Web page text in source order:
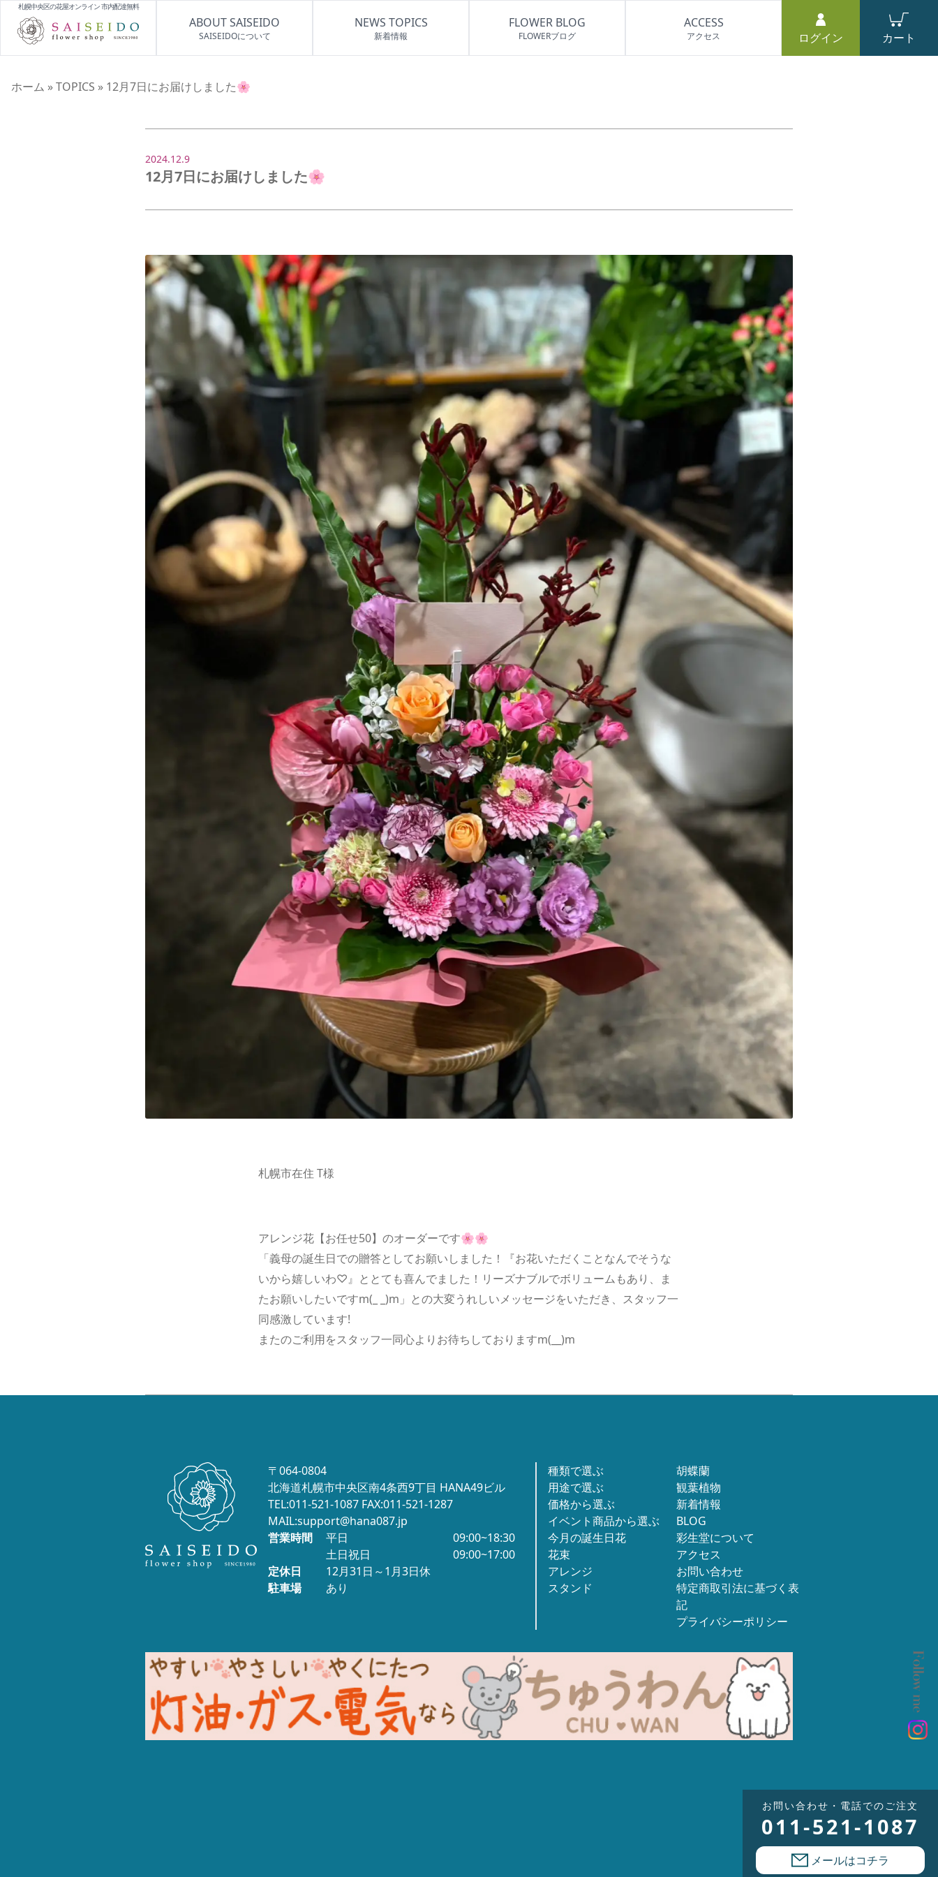
札幌中央区の花屋オンライン 市内配達無料
ABOUT SAISEIDO
SAISEIDOについて
NEWS TOPICS
新着情報
FLOWER BLOG
FLOWERブログ
ACCESS
アクセス ログイン カート
お問い合わせ・電話でのご注文
011-521-1087
メールはコチラ
ホーム »TOPICS » 12月7日にお届けしました🌸
2024.12.9
12月7日にお届けしました🌸
札幌市在住 T様
アレンジ花【お任せ50】のオーダーです🌸🌸
「義母の誕生日での贈答としてお願いしました！『お花いただくことなんでそうな
いから嬉しいわ♡』ととても喜んでました！リーズナブルでボリュームもあり、ま
たお願いしたいですm(_ _)m」との大変うれしいメッセージをいただき、スタッフ一
同感激しています!
またのご利用をスタッフ一同心よりお待ちしておりますm(__)m
〒064-0804
北海道札幌市中央区南4条西9丁目 HANA49ビル
TEL:011-521-1087 FAX:011-521-1287
MAIL:support@hana087.jp
営業時間
平日
09:00~18:30
土日祝日
09:00~17:00
定休日
12月31日～1月3日休
駐車場
あり
種類で選ぶ
用途で選ぶ
価格から選ぶ
イベント商品から選ぶ
今月の誕生日花
花束
アレンジ
スタンド
胡蝶蘭
観葉植物
新着情報
BLOG
彩生堂について
アクセス
お問い合わせ
特定商取引法に基づく表
記
プライバシーポリシー